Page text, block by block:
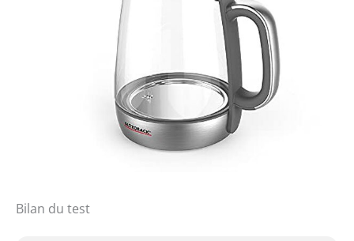
Bilan du test